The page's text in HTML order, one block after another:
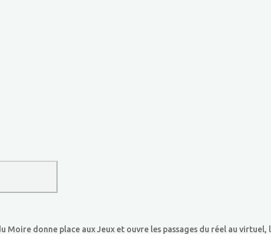
Moire donne place aux Jeux et ouvre les passages du réel au